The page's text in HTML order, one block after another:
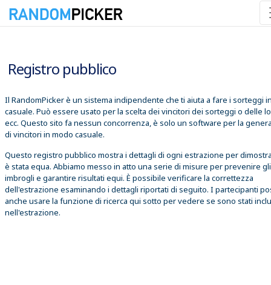
Registro pubblico
Il RandomPicker è un sistema indipendente che ti aiuta a fare i sorteggi
casuale. Può essere usato per la scelta dei vincitori dei sorteggi o delle
ecc. Questo sito fa nessun concorrenza, è solo un software per la
di vincitori in modo casuale.
Questo registro pubblico mostra i dettagli di ogni estrazione per
è stata equa. Abbiamo messo in atto una serie di misure per prevenire gli
imbrogli e garantire risultati equi. È possibile verificare la correttezza
dell'estrazione esaminando i dettagli riportati di seguito. I partecipanti
anche usare la funzione di ricerca qui sotto per vedere se sono stati
nell'estrazione.